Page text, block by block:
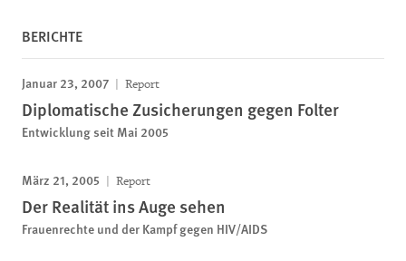
BERICHTE
Januar 23, 2007 Report
Diplomatische Zusicherungen gegen Folter
Entwicklung seit Mai 2005
März 21, 2005 Report
Der Realität ins Auge sehen
Frauenrechte und der Kampf gegen HIV/AIDS